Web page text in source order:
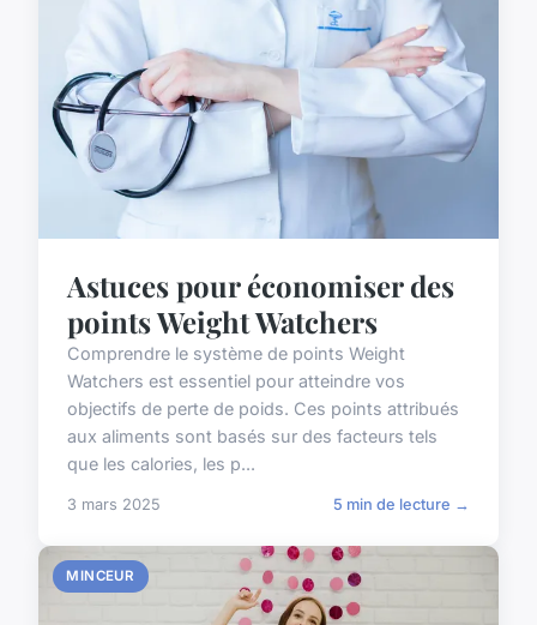
Astuces pour économiser des
points Weight Watchers
Comprendre le système de points Weight
Watchers est essentiel pour atteindre vos
objectifs de perte de poids. Ces points attribués
aux aliments sont basés sur des facteurs tels
que les calories, les p...
3 mars 2025 5 min de lecture →
MINCEUR